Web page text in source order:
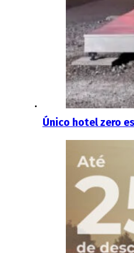
Único hotel zero